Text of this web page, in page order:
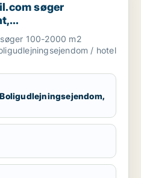
søger
eller hotel til salg
100-2000 m2
/ hotel